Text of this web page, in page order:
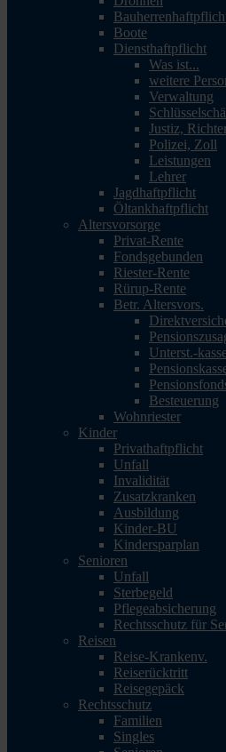
Boote
Diensthaftpflicht
Was ist...
weitere
Verwaltung
Justiz,
Polizei, Zoll
Leistungen
Lehrer
Jagdhaftpflicht
Öltankhaftpflicht
Altersvorsorge
Privat-Rente
Fondsgebunden
Riester-Rente
Rürup-Rente
Betr. Altersvors.
Unterst.-
Besteuerung
Wohnriester
Kinder
Privathaftpflicht
Unfall
Invalidität
Zusatzkranken
Ausbildung
Kinder-BU
Kindersparplan
Senioren
Unfall
Sterbegeld
Pflegeabsicherung
Rechtsschutz für
Reisen
Reise-Krankenv.
Reiserücktritt
Reisegepäck
Rechtsschutz
Familien
Singles